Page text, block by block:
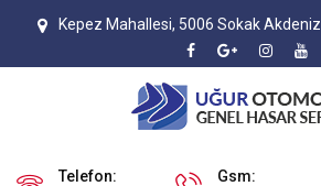
Kepez Mahallesi, 5006 Sokak
Telefon:
Gsm: